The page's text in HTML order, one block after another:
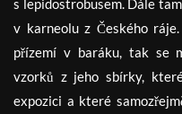
v karneolu z Českého
přízemí v baráku, tak se
vzorků z jeho sbírky,
expozici a které